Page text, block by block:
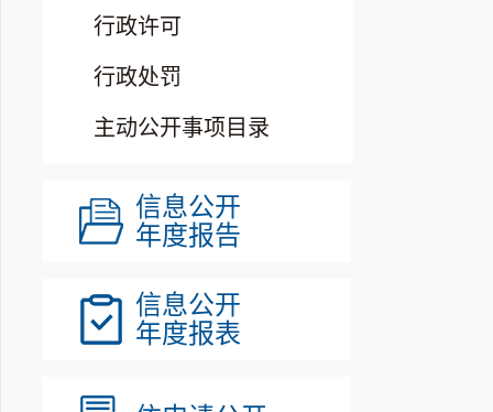
行政许可
行政处罚
主动公开事项目录
信息公开
年度报告
信息公开
年度报表